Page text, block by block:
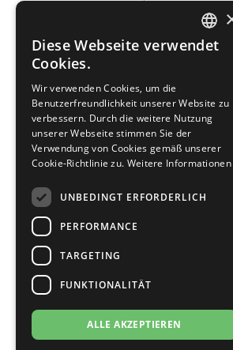
Diese Webseite verwendet
Cookies.
Wir verwenden Cookies, um die
Benutzerfreundlichkeit unserer Website zu
verbessern. Durch die weitere Nutzung
unserer Webseite stimmen Sie der
Verwendung von Cookies gemäß unserer
Cookie-Richtlinie zu. Weitere Informationen
UNBEDINGT ERFORDERLICH
PERFORMANCE
TARGETING
FUNKTIONALITÄT
ALLE AKZEPTIEREN